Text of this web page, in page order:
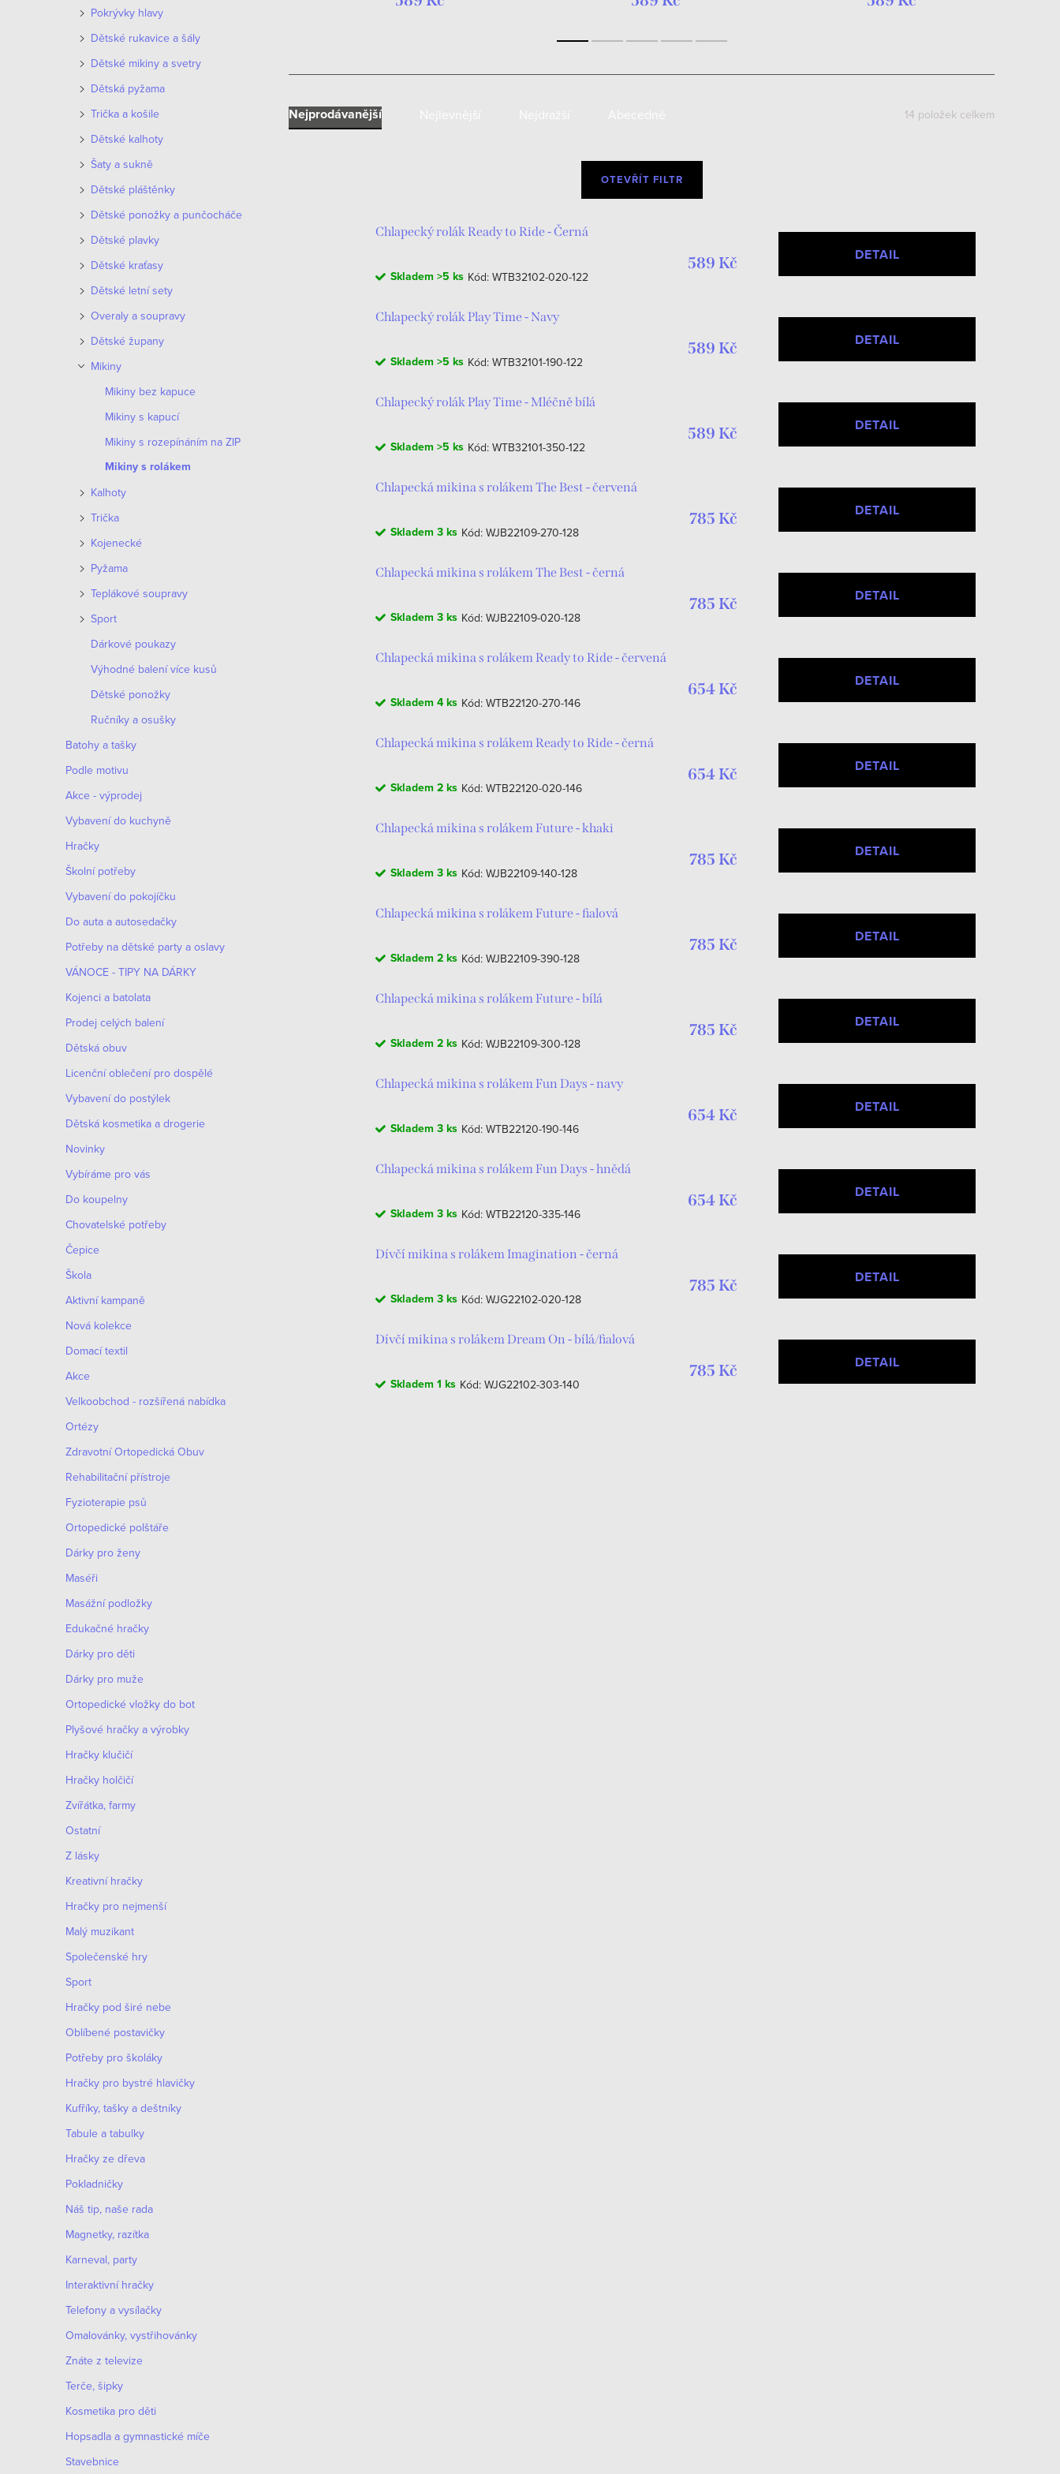
n
n
n
Pokrývky hlavy
Dětské rukavice a šály
Dětské mikiny a svetry
Dětská pyžama
Trička a košile
Dětské kalhoty
Šaty a sukně
Dětské pláštěnky
Dětské ponožky a punčocháče
Dětské plavky
Dětské kraťasy
Dětské letní sety
Overaly a soupravy
Dětské župany
Mikiny
Mikiny bez kapuce
Mikiny s kapucí
Mikiny s rozepínáním na ZIP
Mikiny s rolákem
Kalhoty
Trička
Kojenecké
Pyžama
Teplákové soupravy
Sport
Dárkové poukazy
Výhodné balení více kusů
Dětské ponožky
Ručníky a osušky
Batohy a tašky
Podle motivu
Akce - výprodej
Vybavení do kuchyně
Hračky
Školní potřeby
Vybavení do pokojíčku
Do auta a autosedačky
Potřeby na dětské party a oslavy
VÁNOCE - TIPY NA DÁRKY
Kojenci a batolata
Prodej celých balení
Dětská obuv
Licenční oblečení pro dospělé
Vybavení do postýlek
Dětská kosmetika a drogerie
Novinky
Vybíráme pro vás
Do koupelny
Chovatelské potřeby
Čepice
Škola
Aktivní kampaně
Nová kolekce
Domací textil
Akce
Velkoobchod - rozšířená nabídka
Ortézy
Zdravotní Ortopedická Obuv
Rehabilitační přístroje
Fyzioterapie psů
Ortopedické polštáře
Dárky pro ženy
Maséři
Masážní podložky
Edukačné hračky
Dárky pro děti
Dárky pro muže
Оrtopedické vložky do bot
Plyšové hračky a výrobky
Hračky klučičí
Hračky holčičí
Zvířátka, farmy
Ostatní
Z lásky
Kreativní hračky
Hračky pro nejmenší
Malý muzikant
Společenské hry
Sport
Hračky pod širé nebe
Oblíbené postavičky
Potřeby pro školáky
Hračky pro bystré hlavičky
Kufříky, tašky a deštníky
Tabule a tabulky
Hračky ze dřeva
Pokladničky
Náš tip, naše rada
Magnetky, razítka
Karneval, party
Interaktivní hračky
Telefony a vysílačky
Omalovánky, vystřihovánky
Znáte z televize
Terče, šipky
Kosmetika pro děti
Hopsadla a gymnastické míče
Stavebnice
Ř
Nejprodávanější 14 položek celkem
OTEVŘÍT FILTR
Chlapecký rolák Ready to Ride - Černá
Skladem >5 ks Kód: WTB32102-020-122
589 Kč DETAIL
Chlapecký rolák Play Time - Navy
Skladem >5 ks Kód: WTB32101-190-122
589 Kč DETAIL
Chlapecký rolák Play Time - Mléčně bílá
Skladem >5 ks Kód: WTB32101-350-122
589 Kč DETAIL
Chlapecká mikina s rolákem The Best - červená
Skladem 3 ks Kód: WJB22109-270-128
785 Kč DETAIL
Chlapecká mikina s rolákem The Best - černá
Skladem 3 ks Kód: WJB22109-020-128
785 Kč DETAIL
Chlapecká mikina s rolákem Ready to Ride - červená
Skladem 4 ks Kód: WTB22120-270-146
654 Kč DETAIL
Chlapecká mikina s rolákem Ready to Ride - černá
Skladem 2 ks Kód: WTB22120-020-146
654 Kč DETAIL
Chlapecká mikina s rolákem Future - khaki
Skladem 3 ks Kód: WJB22109-140-128
785 Kč DETAIL
Chlapecká mikina s rolákem Future - fialová
Skladem 2 ks Kód: WJB22109-390-128
785 Kč DETAIL
Chlapecká mikina s rolákem Future - bílá
Skladem 2 ks Kód: WJB22109-300-128
785 Kč DETAIL
Chlapecká mikina s rolákem Fun Days - navy
Skladem 3 ks Kód: WTB22120-190-146
654 Kč DETAIL
Chlapecká mikina s rolákem Fun Days - hnědá
Skladem 3 ks Kód: WTB22120-335-146
654 Kč DETAIL
Dívčí mikina s rolákem Imagination - černá
Skladem 3 ks Kód: WJG22102-020-128
785 Kč DETAIL
Dívčí mikina s rolákem Dream On - bílá/fialová
Skladem 1 ks Kód: WJG22102-303-140
785 Kč DETAIL